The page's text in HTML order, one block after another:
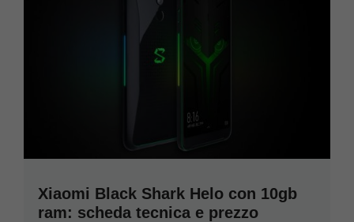
Xiaomi Black Shark Helo con 10gb
ram: scheda tecnica e prezzo